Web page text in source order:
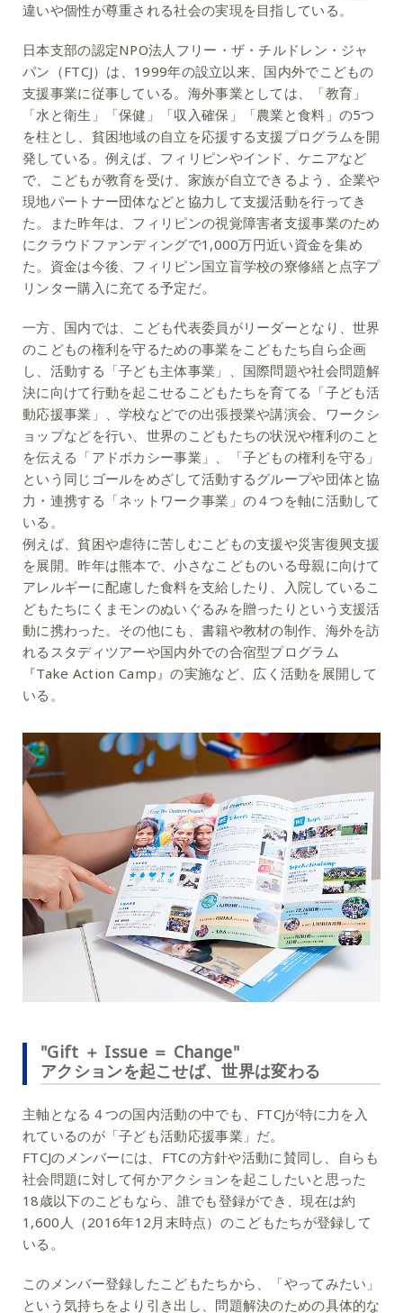
違いや個性が尊重される社会の実現を目指している。
日本支部の認定NPO法人フリー・ザ・チルドレン・ジャ
パン（FTCJ）は、1999年の設立以来、国内外でこどもの
支援事業に従事している。海外事業としては、「教育」
「水と衛生」「保健」「収入確保」「農業と食料」の5つ
を柱とし、貧困地域の自立を応援する支援プログラムを開
発している。例えば、フィリピンやインド、ケニアなど
で、こどもが教育を受け、家族が自立できるよう、企業や
現地パートナー団体などと協力して支援活動を行ってき
た。また昨年は、フィリピンの視覚障害者支援事業のため
にクラウドファンディングで1,000万円近い資金を集め
た。資金は今後、フィリピン国立盲学校の寮修繕と点字プ
リンター購入に充てる予定だ。
一方、国内では、こども代表委員がリーダーとなり、世界
のこどもの権利を守るための事業をこどもたち自ら企画
し、活動する「子ども主体事業」、国際問題や社会問題解
決に向けて行動を起こせるこどもたちを育てる「子ども活
動応援事業」、学校などでの出張授業や講演会、ワークシ
ョップなどを行い、世界のこどもたちの状況や権利のこと
を伝える「アドボカシー事業」、「子どもの権利を守る」
という同じゴールをめざして活動するグループや団体と協
力・連携する「ネットワーク事業」の４つを軸に活動して
いる。
例えば、貧困や虐待に苦しむこどもの支援や災害復興支援
を展開。昨年は熊本で、小さなこどものいる母親に向けて
アレルギーに配慮した食料を支給したり、入院しているこ
どもたちにくまモンのぬいぐるみを贈ったりという支援活
動に携わった。その他にも、書籍や教材の制作、海外を訪
れるスタディツアーや国内外での合宿型プログラム
『Take Action Camp』の実施など、広く活動を展開して
いる。
"Gift ＋ Issue ＝ Change"
アクションを起こせば、世界は変わる
主軸となる４つの国内活動の中でも、FTCJが特に力を入
れているのが「子ども活動応援事業」だ。
FTCJのメンバーには、FTCの方針や活動に賛同し、自らも
社会問題に対して何かアクションを起こしたいと思った
18歳以下のこどもなら、誰でも登録ができ、現在は約
1,600人（2016年12月末時点）のこどもたちが登録して
いる。
このメンバー登録したこどもたちから、「やってみたい」
という気持ちをより引き出し、問題解決のための具体的な